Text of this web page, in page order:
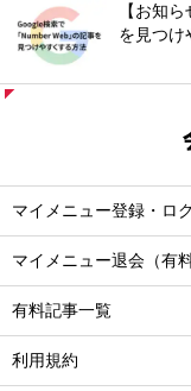
【お知
を見つけ
マイメニュー登録・ロ
マイメニュー退会（有
有料記事一覧
利用規約